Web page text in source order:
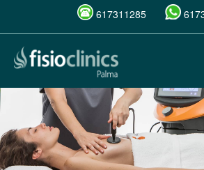
Pasar
contenido
principal
617311285